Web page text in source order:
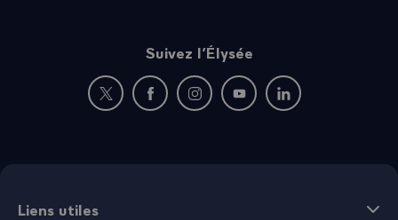
Suivez l’Élysée
Nouvelle fenêtre : rejoignez-nous sur Twitter
Nouvelle fenêtre : rejoignez-nous sur
Nouvelle fenêtre : rejoignez-nous
Nouvelle fenêtre :
Nouvelle fenêtre :
Liens utiles